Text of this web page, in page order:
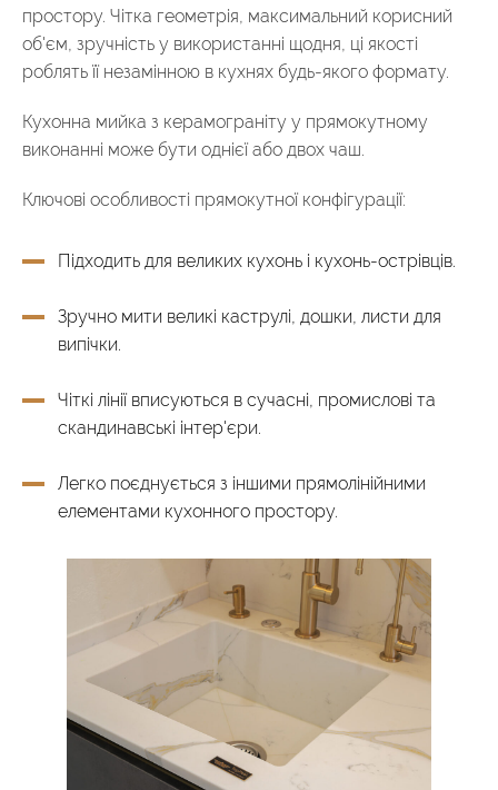
простору. Чітка геометрія, максимальний корисний
об'єм, зручність у використанні щодня, ці якості
роблять її незамінною в кухнях будь-якого формату.
Кухонна мийка з керамограніту у прямокутному
виконанні може бути однієї або двох чаш.
Ключові особливості прямокутної конфігурації:
Підходить для великих кухонь і кухонь-острівців.
Зручно мити великі каструлі, дошки, листи для
випічки.
Чіткі лінії вписуються в сучасні, промислові та
скандинавські інтер'єри.
Легко поєднується з іншими прямолінійними
елементами кухонного простору.